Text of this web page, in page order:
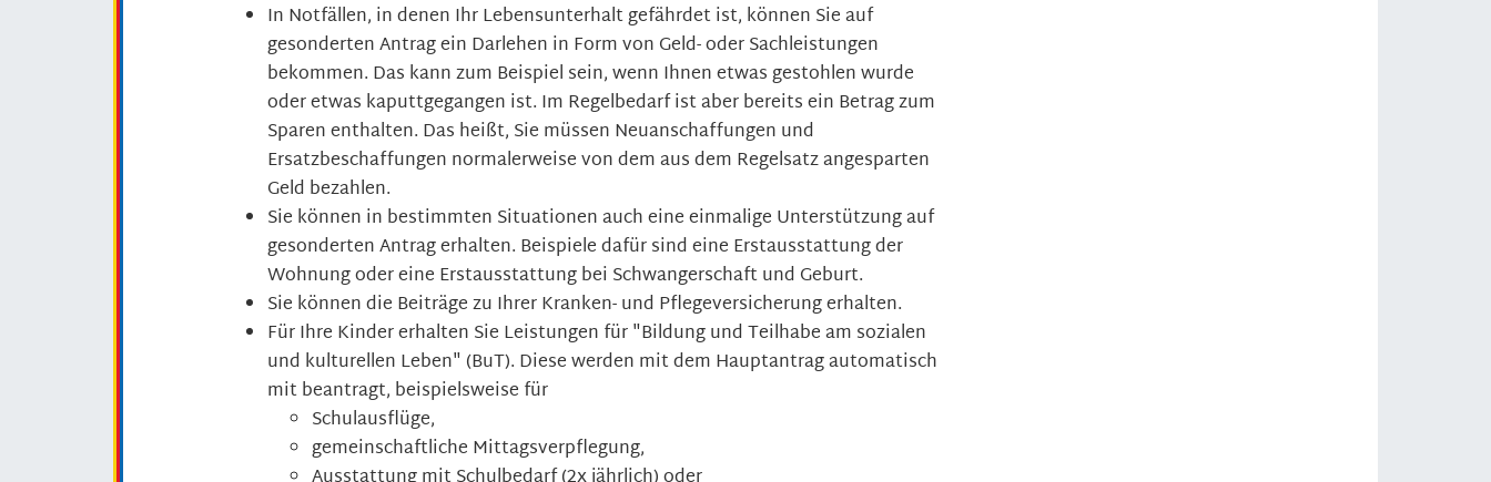
In Notfällen, in denen Ihr Lebensunterhalt gefährdet ist, können Sie auf
gesonderten Antrag ein Darlehen in Form von Geld- oder Sachleistungen
bekommen. Das kann zum Beispiel sein, wenn Ihnen etwas gestohlen wurde
oder etwas kaputtgegangen ist. Im Regelbedarf ist aber bereits ein Betrag zum
Sparen enthalten. Das heißt, Sie müssen Neuanschaffungen und
Ersatzbeschaffungen normalerweise von dem aus dem Regelsatz angesparten
Geld bezahlen.
Sie können in bestimmten Situationen auch eine einmalige Unterstützung auf
gesonderten Antrag erhalten. Beispiele dafür sind eine Erstausstattung der
Wohnung oder eine Erstausstattung bei Schwangerschaft und Geburt.
Sie können die Beiträge zu Ihrer Kranken- und Pflegeversicherung erhalten.
Für Ihre Kinder erhalten Sie Leistungen für "Bildung und Teilhabe am sozialen
und kulturellen Leben" (BuT). Diese werden mit dem Hauptantrag automatisch
mit beantragt, beispielsweise für
Schulausflüge,
gemeinschaftliche Mittagsverpflegung,